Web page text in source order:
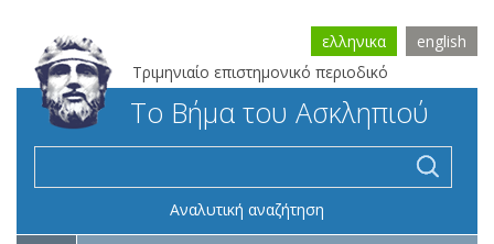
Τριμηνιαίο επιστημονικό περιοδικό
ελληνικα english
Το Βήμα του Ασκληπιού
Αναλυτική αναζήτηση